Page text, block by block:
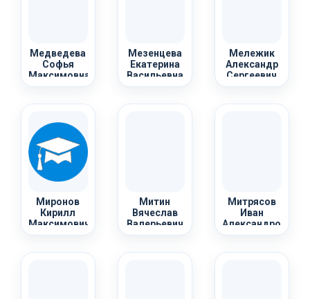
Медведева
Софья
Максимовна
Мезенцева
Екатерина
Васильевна
Мележик
Александр
Сергеевич
Миронов
Кирилл
Максимович
Митин
Вячеслав
Валерьевич
Митрясов
Иван
Александрович